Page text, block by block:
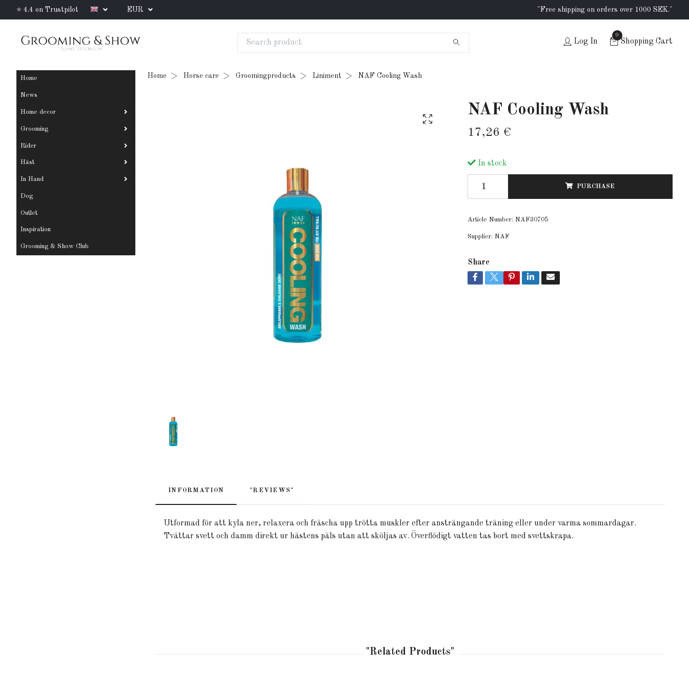
⭐ 4.4 on Trustpilot EUR "Free shipping on orders over 1000 SEK."
Log In
0
Shopping Cart
Home
News
Home decor
Grooming
Rider
Häst
In Hand
Dog
Outlet
Inspiration
Grooming & Show Club
Home Horse care Groomingproducts Liniment NAF Cooling Wash
NAF Cooling Wash
17,26 €
In stock
PURCHASE
Article Number: NAF30705
Supplier: NAF
Share
INFORMATION "REVIEWS"
Utformad för att kyla ner, relaxera och fräscha upp trötta muskler efter ansträngande träning eller under varma sommardagar.
Tvättar svett och damm direkt ur hästens päls utan att sköljas av. Överflödigt vatten tas bort med svettskrapa.